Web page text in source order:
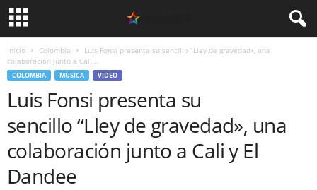
Inicio Colombia
Luis Fonsi presenta su sencillo “Lley de gravedad», una
colaboración junto a Cali...
COLOMBIA MUSICA VIDEO
Luis Fonsi presenta su
sencillo “Lley de gravedad», una
colaboración junto a Cali y El
Dandee